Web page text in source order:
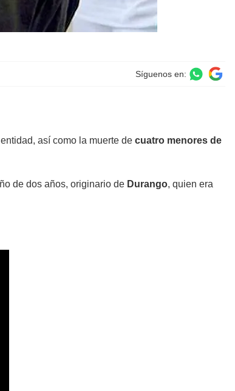
Síguenos en:
así como la muerte de cuatro menores de
de dos años, originario de Durango, quien era